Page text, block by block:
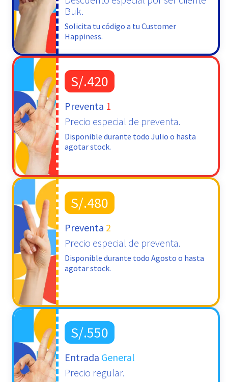
Buk.
Solicita tu código a tu Customer
Happiness.
S/.420
Preventa 1
Precio especial de preventa.
Disponible durante todo Julio o hasta
agotar stock.
S/.480
Preventa 2
Precio especial de preventa.
Disponible durante todo Agosto o hasta
agotar stock.
S/.550
Entrada General
Precio regular.